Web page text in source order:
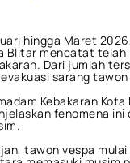
hingga Maret
Blitar mencatat telah
Dari jumlah
sarang
Kebakaran
fenomena ini
tawon vespa mulai